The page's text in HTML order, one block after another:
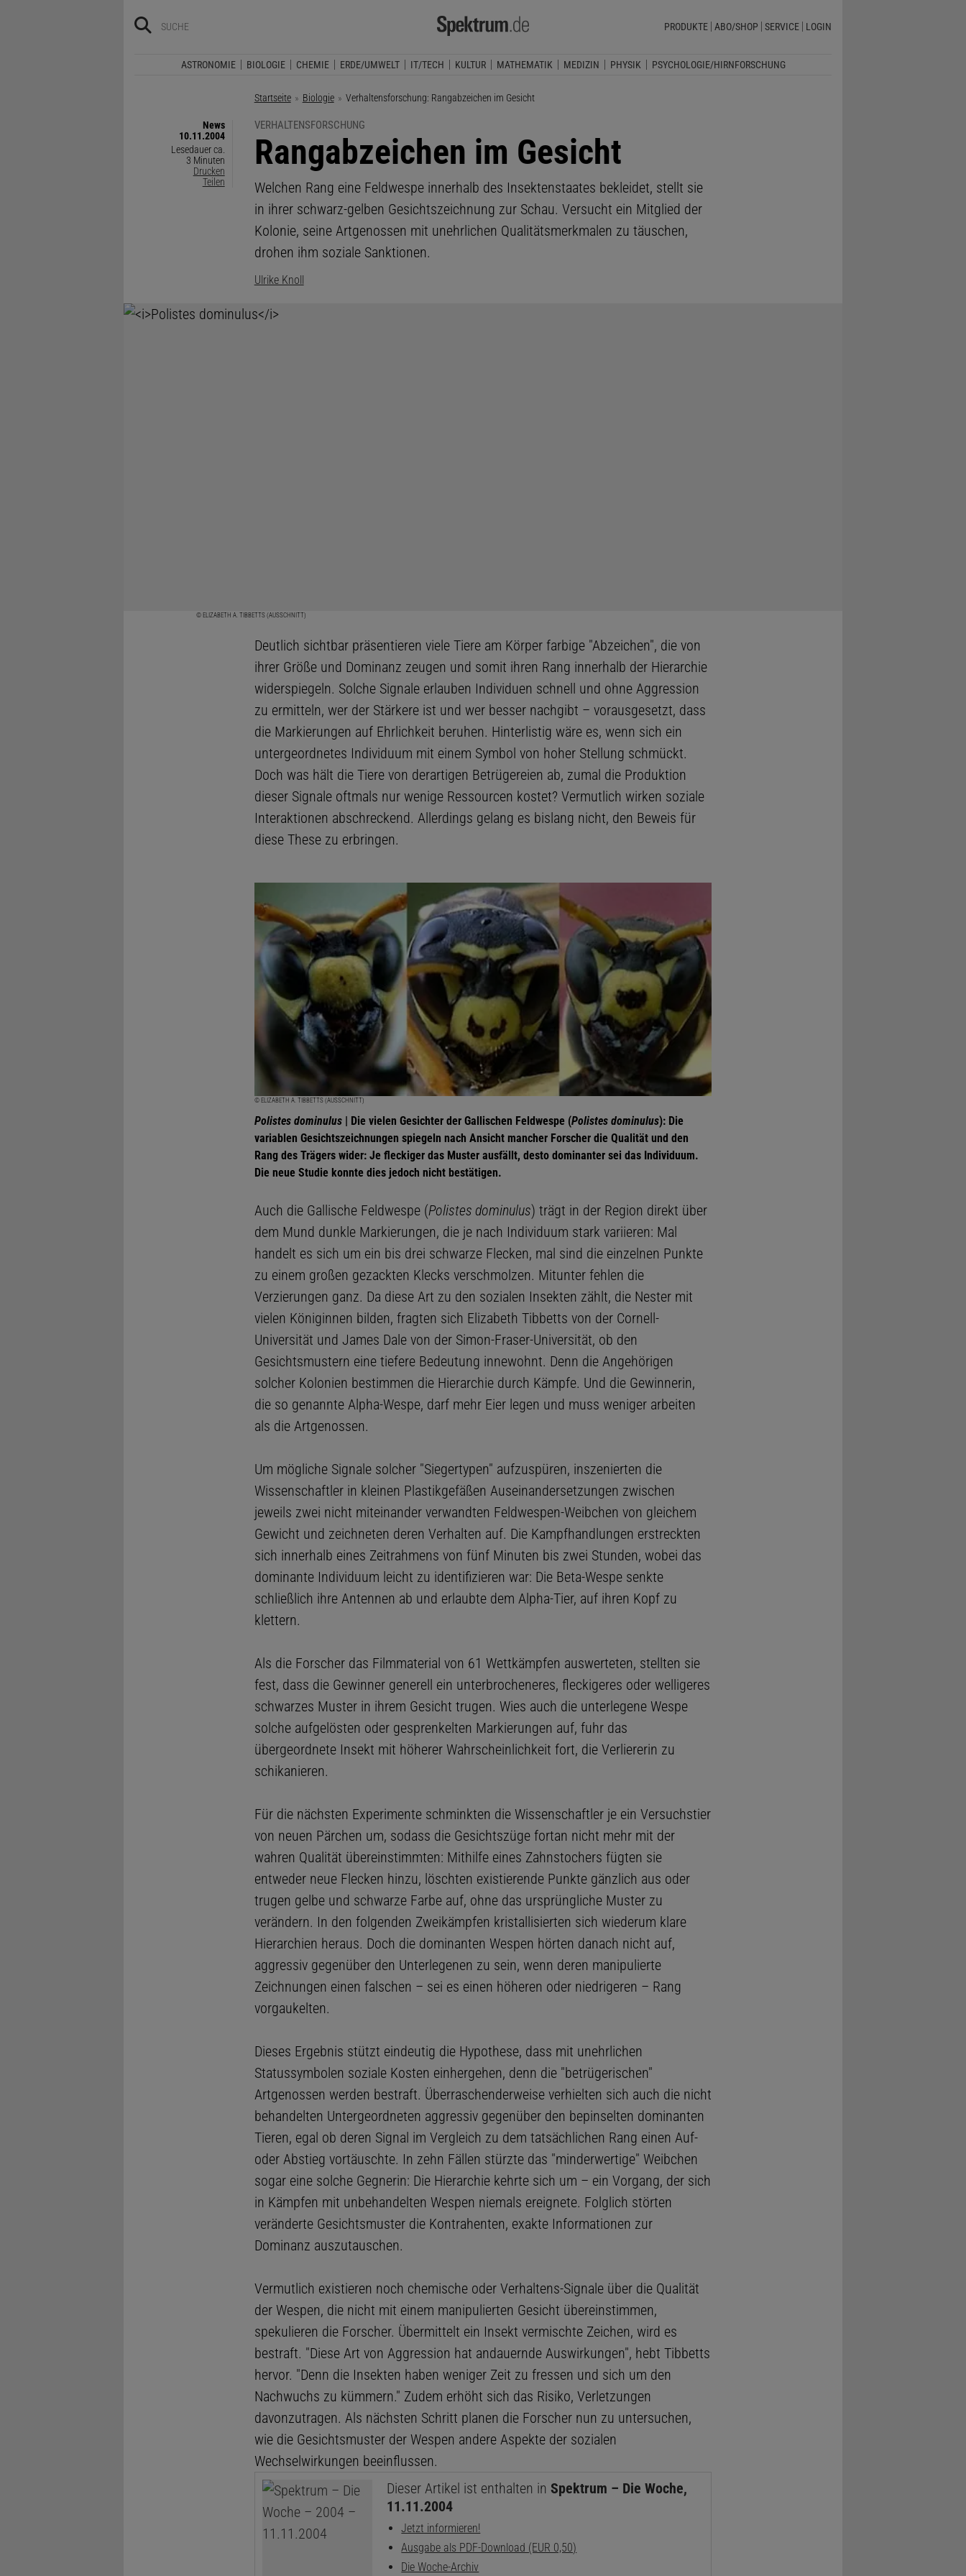
PRODUKTE ABO/SHOP SERVICE LOGIN
ASTRONOMIE BIOLOGIE CHEMIE ERDE/UMWELT IT/TECH KULTUR MATHEMATIK MEDIZIN PHYSIK PSYCHOLOGIE/HIRNFORSCHUNG
Startseite Biologie Aktuelle Seite:
Verhaltensforschung: Rangabzeichen im Gesicht
News
10.11.2004
Lesedauer ca.
3 Minuten
Drucken
Teilen
VERHALTENSFORSCHUNG
:
Rangabzeichen im Gesicht
Welchen Rang eine Feldwespe innerhalb des Insektenstaates bekleidet, stellt sie
in ihrer schwarz-gelben Gesichtszeichnung zur Schau. Versucht ein Mitglied der
Kolonie, seine Artgenossen mit unehrlichen Qualitätsmerkmalen zu täuschen,
drohen ihm soziale Sanktionen.
Ulrike Knoll
© ELIZABETH A. TIBBETTS (AUSSCHNITT)
Deutlich sichtbar präsentieren viele Tiere am Körper farbige "Abzeichen", die von
ihrer Größe und Dominanz zeugen und somit ihren Rang innerhalb der Hierarchie
widerspiegeln. Solche Signale erlauben Individuen schnell und ohne Aggression
zu ermitteln, wer der Stärkere ist und wer besser nachgibt – vorausgesetzt, dass
die Markierungen auf Ehrlichkeit beruhen. Hinterlistig wäre es, wenn sich ein
untergeordnetes Individuum mit einem Symbol von hoher Stellung schmückt.
Doch was hält die Tiere von derartigen Betrügereien ab, zumal die Produktion
dieser Signale oftmals nur wenige Ressourcen kostet? Vermutlich wirken soziale
Interaktionen abschreckend. Allerdings gelang es bislang nicht, den Beweis für
diese These zu erbringen.
© ELIZABETH A. TIBBETTS (AUSSCHNITT)
Polistes dominulus| Die vielen Gesichter der Gallischen Feldwespe (Polistes dominulus): Die
variablen Gesichtszeichnungen spiegeln nach Ansicht mancher Forscher die Qualität und den
Rang des Trägers wider: Je fleckiger das Muster ausfällt, desto dominanter sei das Individuum.
Die neue Studie konnte dies jedoch nicht bestätigen.
Auch die Gallische Feldwespe (Polistes dominulus) trägt in der Region direkt über
dem Mund dunkle Markierungen, die je nach Individuum stark variieren: Mal
handelt es sich um ein bis drei schwarze Flecken, mal sind die einzelnen Punkte
zu einem großen gezackten Klecks verschmolzen. Mitunter fehlen die
Verzierungen ganz. Da diese Art zu den sozialen Insekten zählt, die Nester mit
vielen Königinnen bilden, fragten sich Elizabeth Tibbetts von der Cornell-
Universität und James Dale von der Simon-Fraser-Universität, ob den
Gesichtsmustern eine tiefere Bedeutung innewohnt. Denn die Angehörigen
solcher Kolonien bestimmen die Hierarchie durch Kämpfe. Und die Gewinnerin,
die so genannte Alpha-Wespe, darf mehr Eier legen und muss weniger arbeiten
als die Artgenossen.
Um mögliche Signale solcher "Siegertypen" aufzuspüren, inszenierten die
Wissenschaftler in kleinen Plastikgefäßen Auseinandersetzungen zwischen
jeweils zwei nicht miteinander verwandten Feldwespen-Weibchen von gleichem
Gewicht und zeichneten deren Verhalten auf. Die Kampfhandlungen erstreckten
sich innerhalb eines Zeitrahmens von fünf Minuten bis zwei Stunden, wobei das
dominante Individuum leicht zu identifizieren war: Die Beta-Wespe senkte
schließlich ihre Antennen ab und erlaubte dem Alpha-Tier, auf ihren Kopf zu
klettern.
Als die Forscher das Filmmaterial von 61 Wettkämpfen auswerteten, stellten sie
fest, dass die Gewinner generell ein unterbrocheneres, fleckigeres oder welligeres
schwarzes Muster in ihrem Gesicht trugen. Wies auch die unterlegene Wespe
solche aufgelösten oder gesprenkelten Markierungen auf, fuhr das
übergeordnete Insekt mit höherer Wahrscheinlichkeit fort, die Verliererin zu
schikanieren.
Für die nächsten Experimente schminkten die Wissenschaftler je ein Versuchstier
von neuen Pärchen um, sodass die Gesichtszüge fortan nicht mehr mit der
wahren Qualität übereinstimmten: Mithilfe eines Zahnstochers fügten sie
entweder neue Flecken hinzu, löschten existierende Punkte gänzlich aus oder
trugen gelbe und schwarze Farbe auf, ohne das ursprüngliche Muster zu
verändern. In den folgenden Zweikämpfen kristallisierten sich wiederum klare
Hierarchien heraus. Doch die dominanten Wespen hörten danach nicht auf,
aggressiv gegenüber den Unterlegenen zu sein, wenn deren manipulierte
Zeichnungen einen falschen – sei es einen höheren oder niedrigeren – Rang
vorgaukelten.
Dieses Ergebnis stützt eindeutig die Hypothese, dass mit unehrlichen
Statussymbolen soziale Kosten einhergehen, denn die "betrügerischen"
Artgenossen werden bestraft. Überraschenderweise verhielten sich auch die nicht
behandelten Untergeordneten aggressiv gegenüber den bepinselten dominanten
Tieren, egal ob deren Signal im Vergleich zu dem tatsächlichen Rang einen Auf-
oder Abstieg vortäuschte. In zehn Fällen stürzte das "minderwertige" Weibchen
sogar eine solche Gegnerin: Die Hierarchie kehrte sich um – ein Vorgang, der sich
in Kämpfen mit unbehandelten Wespen niemals ereignete. Folglich störten
veränderte Gesichtsmuster die Kontrahenten, exakte Informationen zur
Dominanz auszutauschen.
Vermutlich existieren noch chemische oder Verhaltens-Signale über die Qualität
der Wespen, die nicht mit einem manipulierten Gesicht übereinstimmen,
spekulieren die Forscher. Übermittelt ein Insekt vermischte Zeichen, wird es
bestraft. "Diese Art von Aggression hat andauernde Auswirkungen", hebt Tibbetts
hervor. "Denn die Insekten haben weniger Zeit zu fressen und sich um den
Nachwuchs zu kümmern." Zudem erhöht sich das Risiko, Verletzungen
davonzutragen. Als nächsten Schritt planen die Forscher nun zu untersuchen,
wie die Gesichtsmuster der Wespen andere Aspekte der sozialen
Wechselwirkungen beeinflussen.
Dieser Artikel ist enthalten inSpektrum – Die Woche,
11.11.2004
Jetzt informieren!
Ausgabe als PDF-Download (EUR 0,50)
Die Woche-Archiv